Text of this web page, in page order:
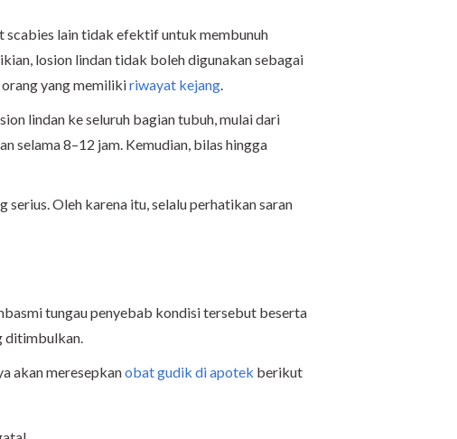
scabies lain tidak efektif untuk membunuh
losion lindan tidak boleh digunakan sebagai
yang memilikiriwayat kejang.
lindan ke seluruh bagian tubuh, mulai dari
selama 8–12 jam. Kemudian, bilas hingga
Oleh karena itu, selalu perhatikan saran
tungau penyebab kondisi tersebut beserta
ditimbulkan.
akan meresepkanobat gudik di apotek berikut